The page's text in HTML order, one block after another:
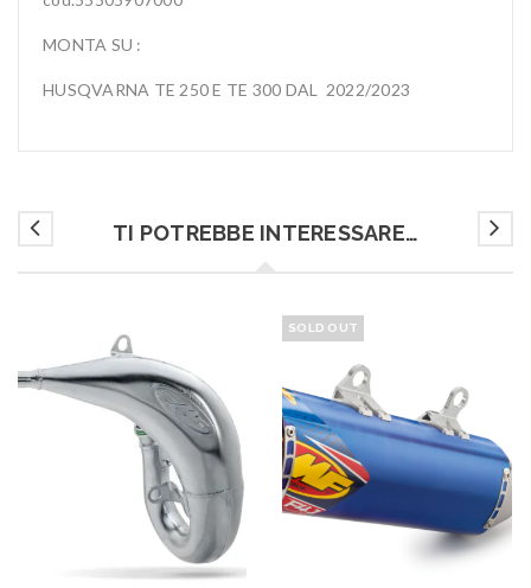
MONTA SU :
HUSQVARNA TE 250 E TE 300 DAL 2022/2023
TI POTREBBE INTERESSARE…
SOLD OUT